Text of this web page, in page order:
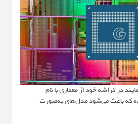
در تراشه خود از معماری با نام
که باعث می‌شود مدل‌های به‌صورت